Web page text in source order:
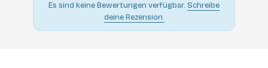
Es sind keine Bewertungen verfügbar. Schreibe
deine Rezension.